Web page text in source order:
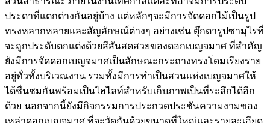
ประดาที่แตกต่างกันอยู่บ้าง แต่หลักๆจะมีการจัดดอกไม้เป็นรูป
ทรงหลากหลายและสัญลักษณ์ต่างๆ อย่างเช่น ตุ๊กตารูปซามุไรที่
จะถูกประดับตกแต่งด้วยสีสันสดสวยของดอกเบญจมาศ ที่สำคัญ
ยังมีการจัดดอกเบญจมาศเป็นลักษณะกระถางทรงโดมเรียงราย
อยู่ทั่วทั้งบริเวณงาน รวมทั้งมีการทำเป็นสวนแห่งเบญจมาศให้
ได้ชื่นชมกันพร้อมเป็นไฮไลท์สำหรับเก็บภาพเป็นที่ระลึกได้อีก
ด้วย นอกจากนี้ยังมีกิจกรรมการประกวดประชันความงามของ